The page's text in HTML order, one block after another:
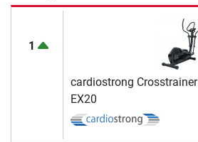
1
cardiostrong Crosstrainer
EX20